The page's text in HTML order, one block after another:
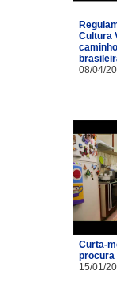
Cultura
08/04/
Curta-
procura
15/01/